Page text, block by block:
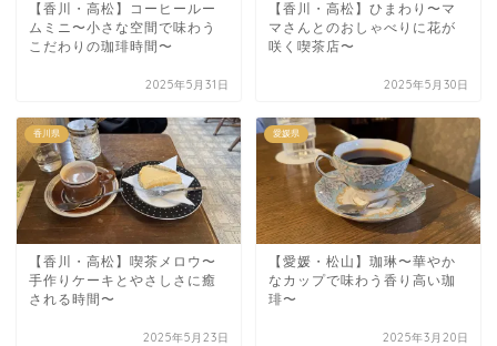
【香川・高松】コーヒールー
ムミニ〜小さな空間で味わう
こだわりの珈琲時間〜
2025年5月31日
【香川・高松】ひまわり〜マ
マさんとのおしゃべりに花が
咲く喫茶店〜
2025年5月30日
香川県
【香川・高松】喫茶メロウ〜
手作りケーキとやさしさに癒
される時間〜
2025年5月23日
愛媛県
【愛媛・松山】珈琳〜華やか
なカップで味わう香り高い珈
琲〜
2025年3月20日